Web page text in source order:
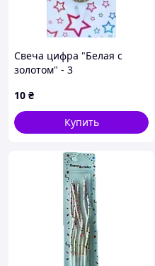
Свеча цифра "Белая с
золотом" - 3
10 ₴
Купить